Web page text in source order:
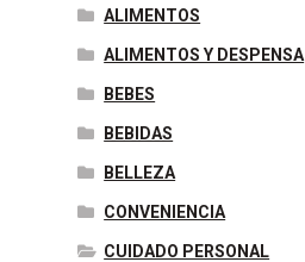
ALIMENTOS
ALIMENTOS Y DESPENSA
BEBES
BEBIDAS
BELLEZA
CONVENIENCIA
CUIDADO PERSONAL